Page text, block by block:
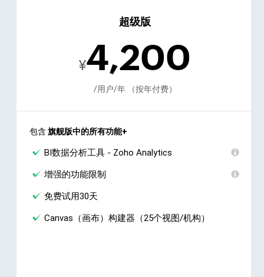
超级版
¥4,200
/用户/年 （按年付费）
包含 旗舰版中的所有功能+
BI数据分析工具 - Zoho Analytics
增强的功能限制
免费试用30天
Canvas（画布）构建器（25个视图/机构）